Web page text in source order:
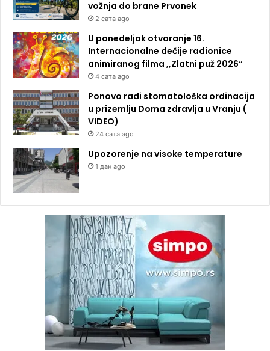
vožnja do brane Prvonek
2 сата ago
U ponedeljak otvaranje 16.
Internacionalne dečije radionice
animiranog filma ,,Zlatni puž 2026“
4 сата ago
Ponovo radi stomatološka ordinacija
u prizemlju Doma zdravlja u Vranju (
VIDEO)
24 сата ago
Upozorenje na visoke temperature
1 дан ago